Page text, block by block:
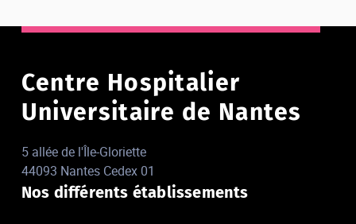
Centre Hospitalier
Universitaire de Nantes
5 allée de l'Île-Gloriette
44093 Nantes Cedex 01
Nos différents établissements